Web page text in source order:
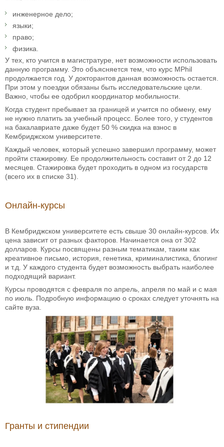
инженерное дело;
языки;
право;
физика.
У тех, кто учится в магистратуре, нет возможности использовать
данную программу. Это объясняется тем, что курс MPhil
продолжается год. У докторантов данная возможность остается.
При этом у поездки обязаны быть исследовательские цели.
Важно, чтобы ее одобрил координатор мобильности.
Когда студент пребывает за границей и учится по обмену, ему
не нужно платить за учебный процесс. Более того, у студентов
на бакалавриате даже будет 50 % скидка на взнос в
Кембриджском университете.
Каждый человек, который успешно завершил программу, может
пройти стажировку. Ее продолжительность составит от 2 до 12
месяцев. Стажировка будет проходить в одном из государств
(всего их в списке 31).
Онлайн-курсы
В Кембриджском университете есть свыше 30 онлайн-курсов. Их
цена зависит от разных факторов. Начинается она от 302
долларов. Курсы посвящены разным тематикам, таким как
креативное письмо, история, генетика, криминалистика, блогинг
и т.д. У каждого студента будет возможность выбрать наиболее
подходящий вариант.
Курсы проводятся с февраля по апрель, апреля по май и с мая
по июль. Подробную информацию о сроках следует уточнять на
сайте вуза.
Гранты и стипендии